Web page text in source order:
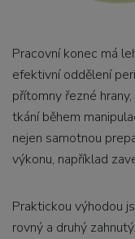
Pracovní konec má
efektivní oddělení
přítomny řezné
tkání během
nejen samotnou
výkonu, například
Praktickou výhodou
rovný a druhý